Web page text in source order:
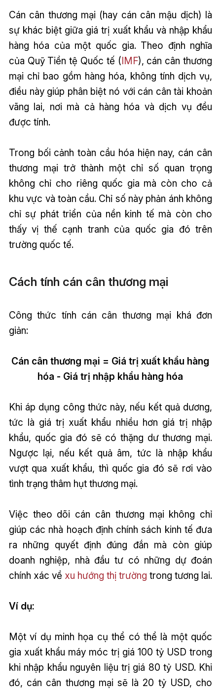
Cán cân thương mại (hay cán cân mậu dịch) là
sự khác biệt giữa giá trị xuất khẩu và nhập khẩu
hàng hóa của một quốc gia. Theo định nghĩa
của Quỹ Tiền tệ Quốc tế (IMF), cán cân thương
mại chỉ bao gồm hàng hóa, không tính dịch vụ,
điều này giúp phân biệt nó với cán cân tài khoản
vãng lai, nơi mà cả hàng hóa và dịch vụ đều
được tính.
Trong bối cảnh toàn cầu hóa hiện nay, cán cân
thương mại trở thành một chỉ số quan trọng
không chỉ cho riêng quốc gia mà còn cho cả
khu vực và toàn cầu. Chỉ số này phản ánh không
chỉ sự phát triển của nền kinh tế mà còn cho
thấy vị thế cạnh tranh của quốc gia đó trên
trường quốc tế.
Cách tính cán cân thương mại
Công thức tính cán cân thương mại khá đơn
giản:
Cán cân thương mại = Giá trị xuất khẩu hàng
hóa - Giá trị nhập khẩu hàng hóa
Khi áp dụng công thức này, nếu kết quả dương,
tức là giá trị xuất khẩu nhiều hơn giá trị nhập
khẩu, quốc gia đó sẽ có thặng dư thương mại.
Ngược lại, nếu kết quả âm, tức là nhập khẩu
vượt qua xuất khẩu, thì quốc gia đó sẽ rơi vào
tình trạng thâm hụt thương mại.
Việc theo dõi cán cân thương mại không chỉ
giúp các nhà hoạch định chính sách kinh tế đưa
ra những quyết định đúng đắn mà còn giúp
doanh nghiệp, nhà đầu tư có những dự đoán
chính xác về xu hướng thị trường trong tương lai.
Ví dụ:
Một ví dụ minh họa cụ thể có thể là một quốc
gia xuất khẩu máy móc trị giá 100 tỷ USD trong
khi nhập khẩu nguyên liệu trị giá 80 tỷ USD. Khi
đó, cán cân thương mại sẽ là 20 tỷ USD, cho